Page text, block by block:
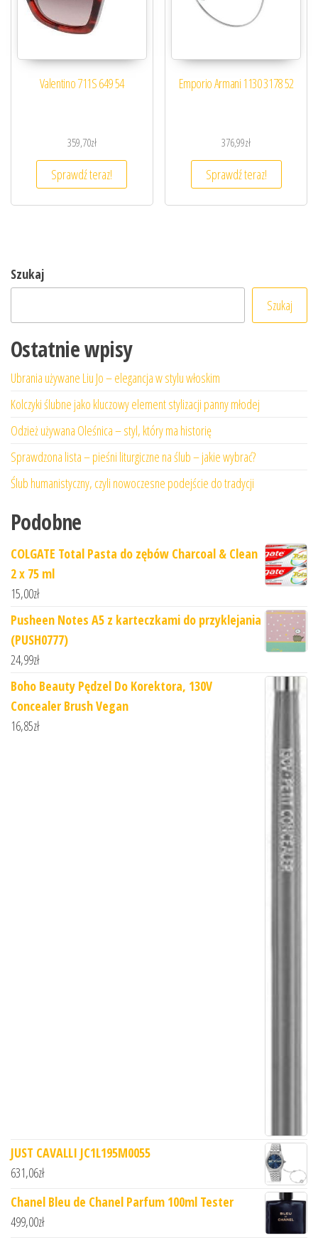
Valentino 711S 649 54
359,70zł
Sprawdź teraz!
Emporio Armani 1130 3178 52
376,99zł
Sprawdź teraz!
Szukaj
Szukaj
Ostatnie wpisy
Ubrania używane Liu Jo – elegancja w stylu włoskim
Kolczyki ślubne jako kluczowy element stylizacji panny młodej
Odzież używana Oleśnica – styl, który ma historię
Sprawdzona lista – pieśni liturgiczne na ślub – jakie wybrać?
Ślub humanistyczny, czyli nowoczesne podejście do tradycji
Podobne
COLGATE Total Pasta do zębów Charcoal & Clean
2 x 75 ml
15,00zł
Pusheen Notes A5 z karteczkami do przyklejania
(PUSH0777)
24,99zł
Boho Beauty Pędzel Do Korektora, 130V
Concealer Brush Vegan
16,85zł
JUST CAVALLI JC1L195M0055
631,06zł
Chanel Bleu de Chanel Parfum 100ml Tester
499,00zł